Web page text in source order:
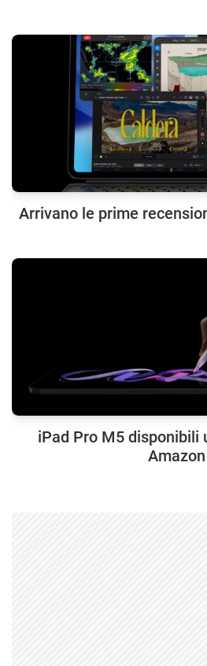
Arrivano le prime
iPad Pro M5 disponibili
Amazon